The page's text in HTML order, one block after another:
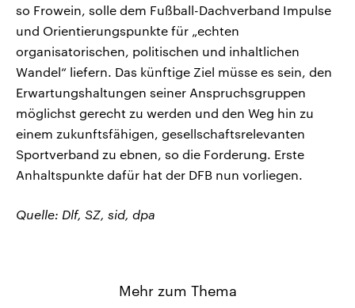
so Frowein, solle dem Fußball-Dachverband Impulse
und Orientierungspunkte für „echten
organisatorischen, politischen und inhaltlichen
Wandel“ liefern. Das künftige Ziel müsse es sein, den
Erwartungshaltungen seiner Anspruchsgruppen
möglichst gerecht zu werden und den Weg hin zu
einem zukunftsfähigen, gesellschaftsrelevanten
Sportverband zu ebnen, so die Forderung. Erste
Anhaltspunkte dafür hat der DFB nun vorliegen.
Quelle: Dlf, SZ, sid, dpa
Mehr zum Thema